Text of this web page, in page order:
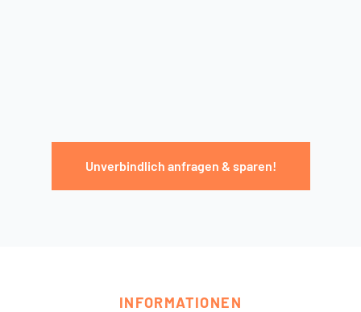
Unverbindlich anfragen & sparen!
INFORMATIONEN